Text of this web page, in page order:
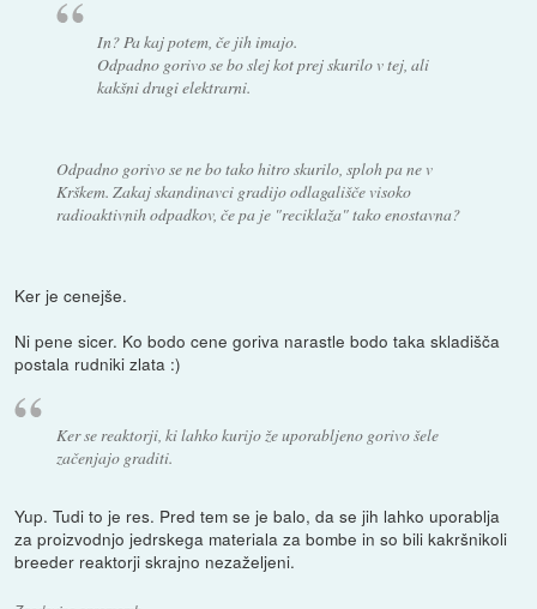
In? Pa kaj potem, če jih imajo.
Odpadno gorivo se bo slej kot prej skurilo v tej, ali
kakšni drugi elektrarni.
Odpadno gorivo se ne bo tako hitro skurilo, sploh pa ne v
Krškem. Zakaj skandinavci gradijo odlagališče visoko
radioaktivnih odpadkov, če pa je "reciklaža" tako enostavna?
Ker je cenejše.
Ni pene sicer. Ko bodo cene goriva narastle bodo taka skladišča
postala rudniki zlata :)
Ker se reaktorji, ki lahko kurijo že uporabljeno gorivo šele
začenjajo graditi.
Yup. Tudi to je res. Pred tem se je balo, da se jih lahko uporablja
za proizvodnjo jedrskega materiala za bombe in so bili kakršnikoli
breeder reaktorji skrajno nezaželjeni.